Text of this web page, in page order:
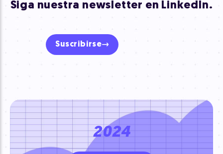
Siga nuestra newsletter en LinkedIn.
Suscribirse
2024